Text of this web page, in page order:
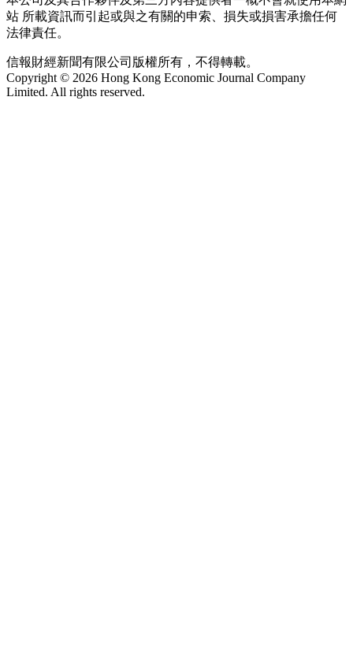
站 所載資訊而引起或與之有關的申索、損失或損害承擔任何
法律責任。
信報財經新聞有限公司版權所有，不得轉載。
Copyright © 2026 Hong Kong Economic Journal Company
Limited. All rights reserved.